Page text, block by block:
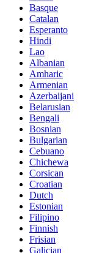
Basque
Catalan
Esperanto
Hindi
Lao
Albanian
Amharic
Armenian
Azerbaijani
Belarusian
Bengali
Bosnian
Bulgarian
Cebuano
Chichewa
Corsican
Croatian
Dutch
Estonian
Filipino
Finnish
Frisian
Galician